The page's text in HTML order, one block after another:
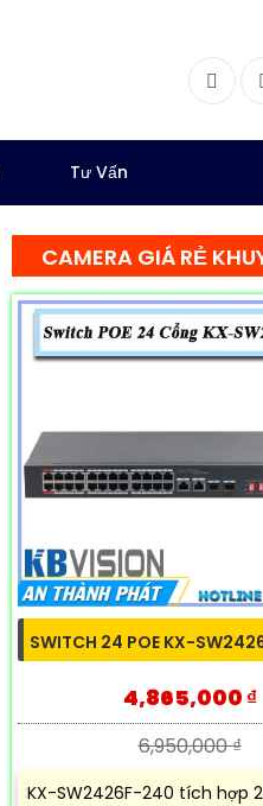
Tư Vấn
CAMERA GIÁ RẺ
SWITCH 24 POE KX-
4,865,000 ₫
6,950,000 ₫
KX-SW2426F-240 tích hợp